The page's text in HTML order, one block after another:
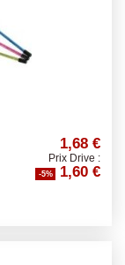
1,68 €
Prix Drive :
-5% 1,60 €